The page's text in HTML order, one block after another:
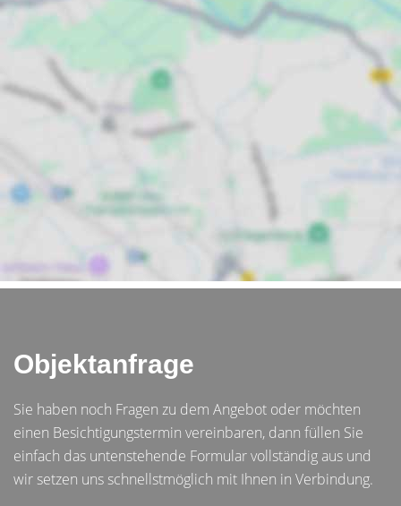
Objektanfrage
Sie haben noch Fragen zu dem Angebot oder möchten
einen Besichtigungstermin vereinbaren, dann füllen Sie
einfach das untenstehende Formular vollständig aus und
wir setzen uns schnellstmöglich mit Ihnen in Verbindung.